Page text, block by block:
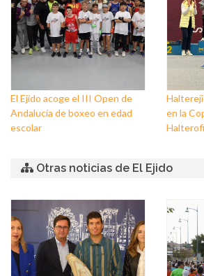
El Ejido acoge el III Open de
Andalucía de boxeo en edad
escolar
en la
Otras noticias de El Ejido